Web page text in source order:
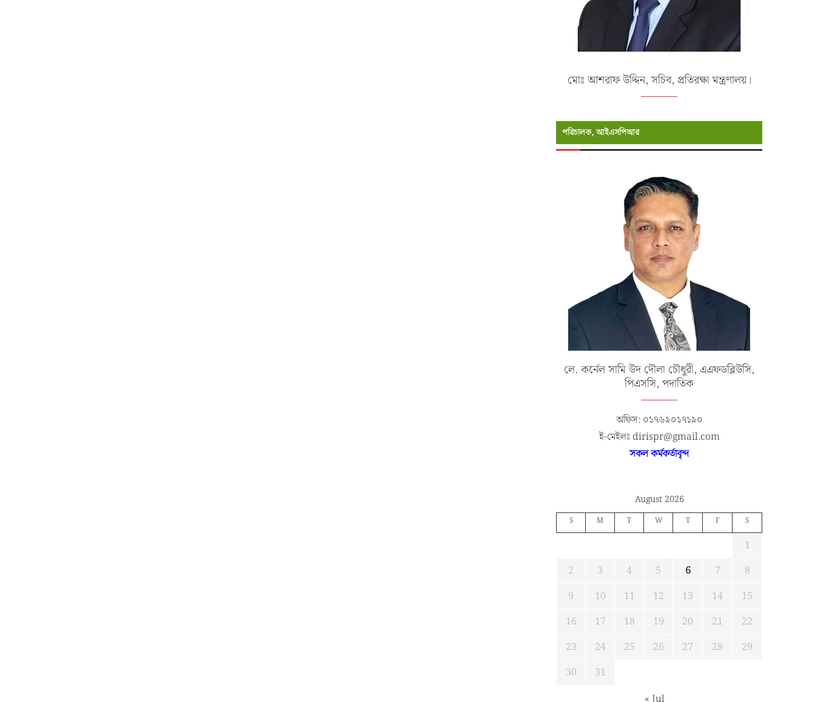
মোঃ আশরাফ উদ্দিন, সচিব, প্রতিরক্ষা মন্ত্রণালয়।
পরিচালক, আইএসপিআর
লে. কর্নেল সামি উদ দৌলা চৌধুরী, এএফডব্লিউসি,
পিএসসি, পদাতিক
অফিস: ০১৭৬৯০১৭১৯০
ই-মেইলঃ dirispr@gmail.com
সকল কর্মকর্তাবৃন্দ
August 2026
S M T W T F S
1
2
3 4 5 6 7
8
9
10 11 12 13 14
15
16
17 18 19 20 21
22
23
24 25 26 27 28
29
30
31